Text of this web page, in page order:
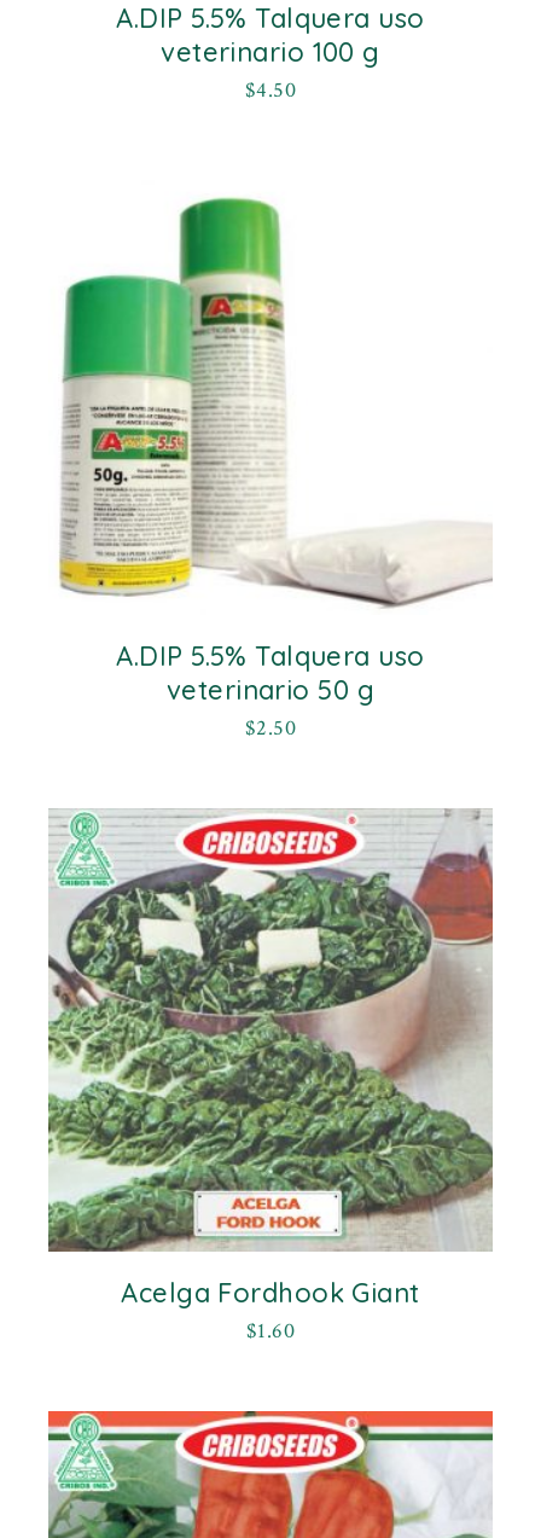
A.DIP 5.5% Talquera uso
veterinario 100 g
$4.50
A.DIP 5.5% Talquera uso
veterinario 50 g
$2.50
Acelga Fordhook Giant
$1.60